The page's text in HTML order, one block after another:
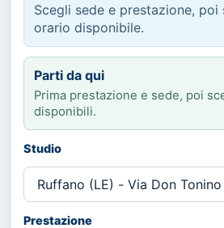
Scegli sede e prestazione, poi
orario disponibile.
Parti da qui
Prima prestazione e sede, poi
disponibili.
Studio
Prestazione